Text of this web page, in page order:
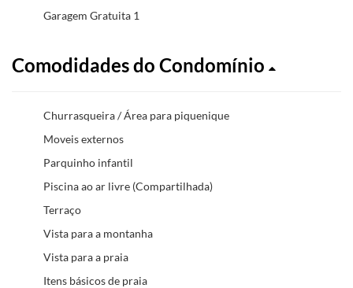
Garagem Gratuita 1
Comodidades do Condomínio
Churrasqueira / Área para piquenique
Moveis externos
Parquinho infantil
Piscina ao ar livre (Compartilhada)
Terraço
Vista para a montanha
Vista para a praia
Itens básicos de praia